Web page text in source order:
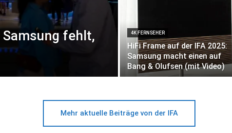
Samsung fehlt,
4K FERNSEHER
HiFi Frame auf der IFA 2025:
Samsung macht einen auf
Bang & Olufsen (mit Video)
Mehr aktuelle Beiträge von der IFA